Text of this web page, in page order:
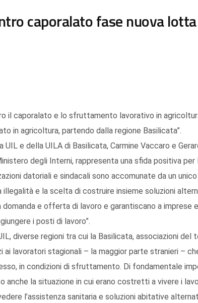
caporalato fase nuova lotta
il caporalato e lo sfruttamento lavorativo in
in agricoltura, partendo dalla regione Basilicata”.
UIL e della UILA di Basilicata, Carmine Vaccaro e
degli Interni, rappresenta una sfida positiva per
datoriali e sindacali sono accomunate da un
e la scelta di costruire insieme soluzioni
e offerta di lavoro e garantiscano a imprese
i posti di lavoro”.
diverse regioni tra cui la Basilicata, associazioni del
lavoratori stagionali – la maggior parte stranieri –
in condizioni di sfruttamento. Di fondamentale
anche la situazione in cui erano costretti a vivere i
l’assistenza sanitaria e soluzioni abitative